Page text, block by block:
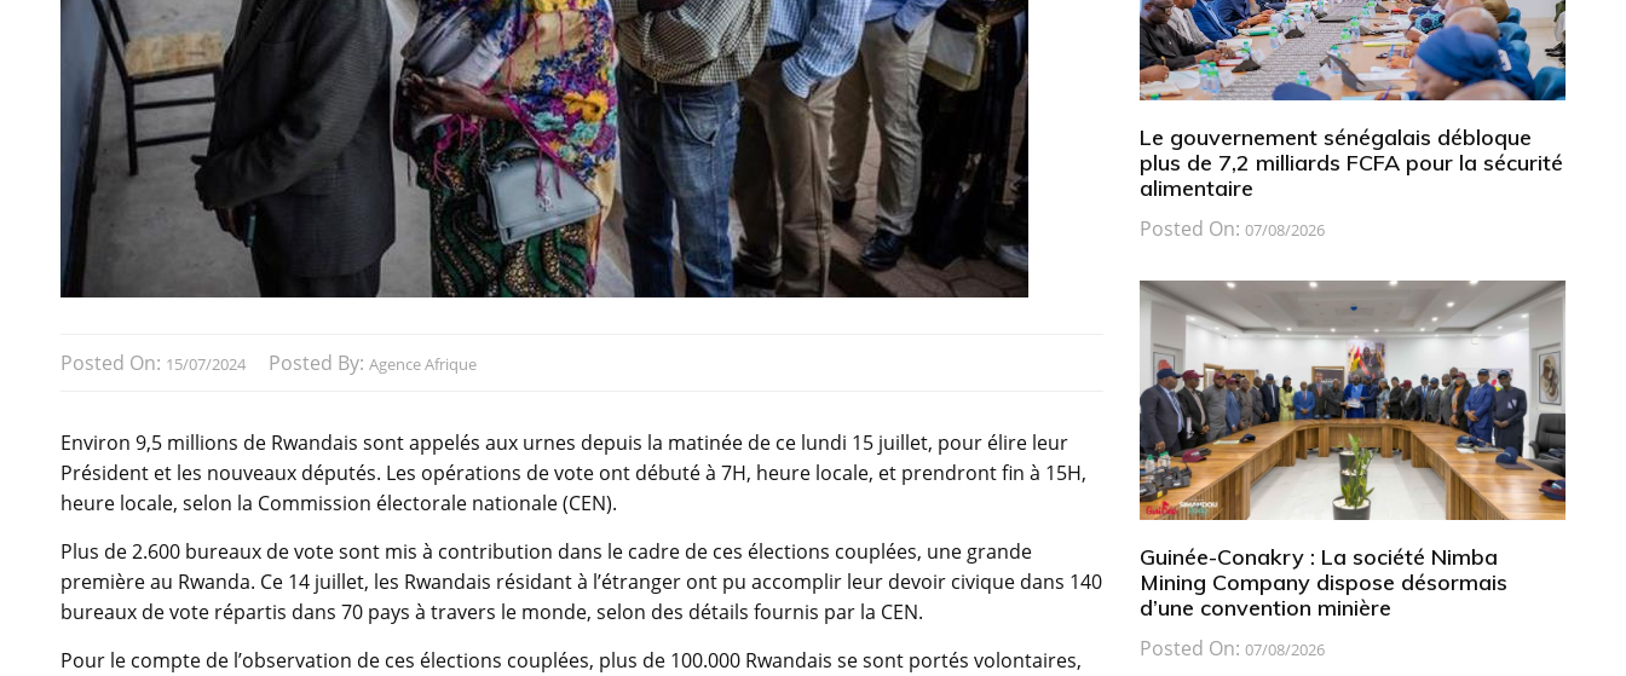
Posted On: 15/07/2024 Posted By: Agence Afrique
Environ 9,5 millions de Rwandais sont appelés aux urnes depuis la matinée de ce lundi 15 juillet, pour élire leur
Président et les nouveaux députés. Les opérations de vote ont débuté à 7H, heure locale, et prendront fin à 15H,
heure locale, selon la Commission électorale nationale (CEN).
Plus de 2.600 bureaux de vote sont mis à contribution dans le cadre de ces élections couplées, une grande
première au Rwanda. Ce 14 juillet, les Rwandais résidant à l’étranger ont pu accomplir leur devoir civique dans 140
bureaux de vote répartis dans 70 pays à travers le monde, selon des détails fournis par la CEN.
Pour le compte de l’observation de ces élections couplées, plus de 100.000 Rwandais se sont portés volontaires,
Le gouvernement sénégalais débloque
plus de 7,2 milliards FCFA pour la sécurité
alimentaire
Posted On: 07/08/2026
Guinée-Conakry : La société Nimba
Mining Company dispose désormais
d’une convention minière
Posted On: 07/08/2026